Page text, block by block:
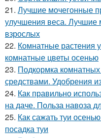
21. Лучшие мочегонные
улучшения веса. Лучшие
взрослых
22. Комнатные растения
комнатные цветы осенью
23. Подкормка
средствами. Удобрения
24. Как правильно
на даче. Польза навоза
25. Как сажать туи
посадка туи